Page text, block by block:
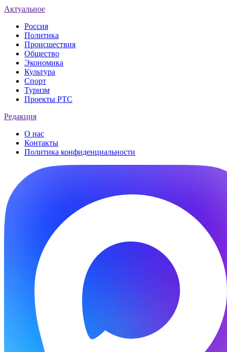
Актуальное
Россия
Политика
Происшествия
Общество
Экономика
Культура
Спорт
Туризм
Проекты РТС
Редакция
О нас
Контакты
Политика конфиденциальности